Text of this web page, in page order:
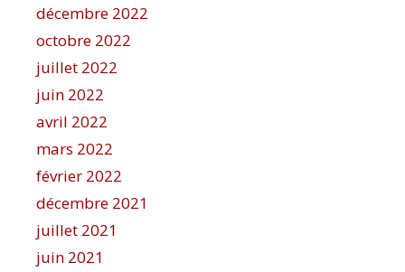
décembre 2022
octobre 2022
juillet 2022
juin 2022
avril 2022
mars 2022
février 2022
décembre 2021
juillet 2021
juin 2021